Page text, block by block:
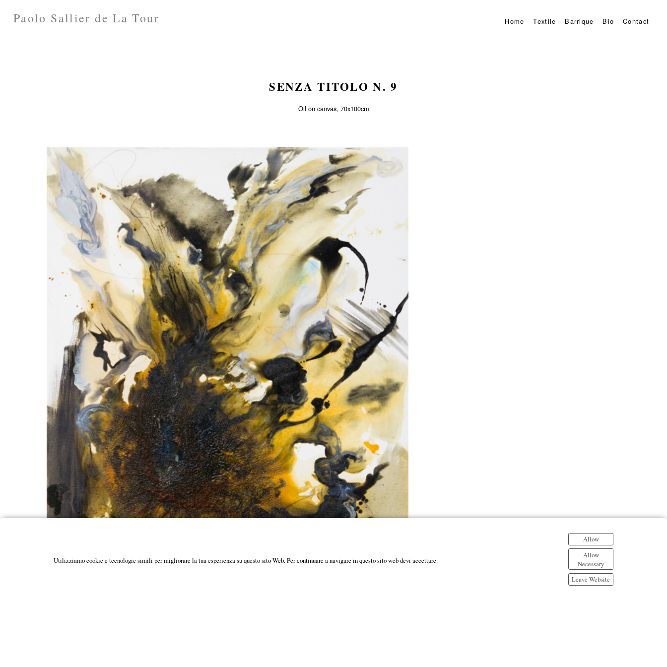
Paolo Sallier de La Tour Home Textile Barrique Bio Contact
SENZA TITOLO N. 9
Oil on canvas, 70x100cm
Utilizziamo cookie e tecnologie simili per migliorare la tua esperienza su questo sito Web. Per continuare a navigare in questo sito web devi accettare.
Allow
Allow
Necessary
Leave Website